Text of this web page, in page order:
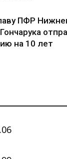
ПФР
на 10 лет